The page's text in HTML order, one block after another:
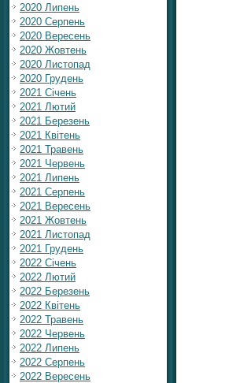
2020 Липень
2020 Серпень
2020 Вересень
2020 Жовтень
2020 Листопад
2020 Грудень
2021 Січень
2021 Лютий
2021 Березень
2021 Квітень
2021 Травень
2021 Червень
2021 Липень
2021 Серпень
2021 Вересень
2021 Жовтень
2021 Листопад
2021 Грудень
2022 Січень
2022 Лютий
2022 Березень
2022 Квітень
2022 Травень
2022 Червень
2022 Липень
2022 Серпень
2022 Вересень